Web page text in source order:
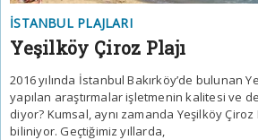
İSTANBUL PLAJLARI
Yeşilköy Çiroz Plajı
2016 yılında İstanbul Bakırköy’de bulunan
yapılan araştırmalar işletmenin kalitesi ve
diyor? Kumsal, aynı zamanda Yeşilköy Çiroz
biliniyor. Geçtiğimiz yıllarda,